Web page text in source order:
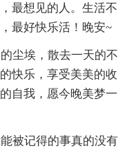
最想见的人。生活不
最好快乐活！晚安~
尘埃，散去一天的不
快乐，享受美美的收
自我，愿今晚美梦一
被记得的事真的没有